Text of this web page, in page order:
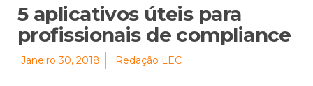
5 aplicativos úteis para
profissionais de compliance
Janeiro 30, 2018 Redação LEC